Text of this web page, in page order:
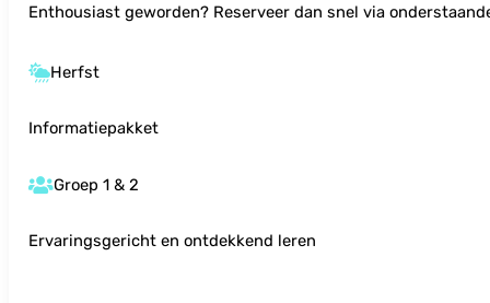
Enthousiast geworden? Reserveer dan snel via
Herfst
Informatiepakket
Groep 1 & 2
Ervaringsgericht en ontdekkend leren